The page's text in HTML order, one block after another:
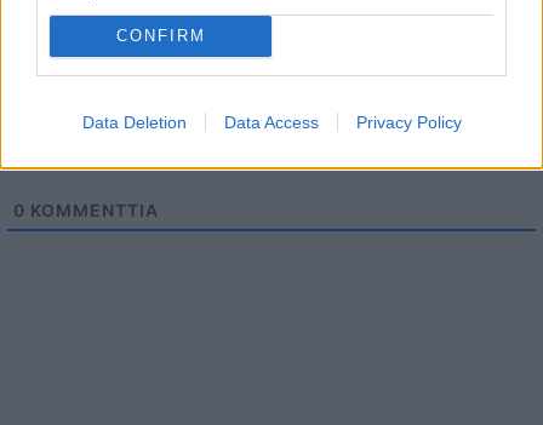
CONFIRM
Data Deletion Data Access Privacy Policy
0 KOMMENTTIA